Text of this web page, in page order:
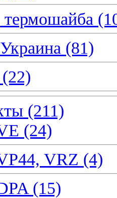
(81)
(211)
(24)
VRZ (4)
(15)